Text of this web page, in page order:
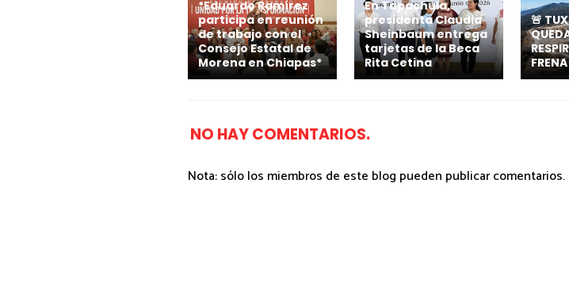
*Eduardo Ramírez
participa en reunión
de trabajo con el
Consejo Estatal de
Morena en Chiapas*
En Tapachula,
presidenta Claudia
Sheinbaum entrega
tarjetas de la Beca
Rita Cetina
🚨
NO HAY COMENTARIOS.
Nota: sólo los miembros de este blog pueden publicar comentarios.